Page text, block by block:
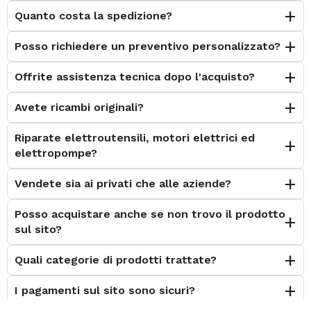
225/55-1313
235/50-1313
135/80-1414
145/70-1414
145/80-1414
155/65-1414
155/70-1414
155/75-1414
165/65-1414
165/70-1414
175/60-1414
175/65-1414
185/55-1414
185/60-1414
195/55-1414
Quanto costa la spedizione?
Posso richiedere un preventivo personalizzato?
Offrite assistenza tecnica dopo l'acquisto?
Avete ricambi originali?
Riparate elettroutensili, motori elettrici ed
elettropompe?
Vendete sia ai privati che alle aziende?
Posso acquistare anche se non trovo il prodotto
sul sito?
Quali categorie di prodotti trattate?
I pagamenti sul sito sono sicuri?